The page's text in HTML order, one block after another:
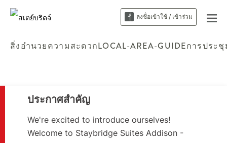
ลงชื่อเข้าใช้ / เข้าร่วม
สิ่งอำนวยความสะดวกLOCAL-AREA-GUIDEการประ
ประกาศสำคัญ
We're excited to introduce ourselves!
Welcome to Staybridge Suites Addison -